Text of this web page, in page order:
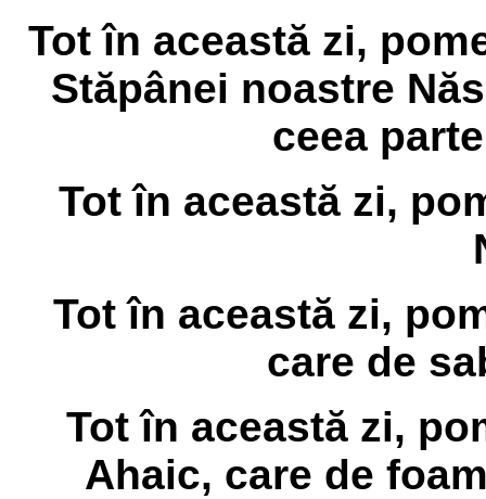
Tot în această zi,
Stăpânei noastre
ceea
Tot în această zi,
Tot în această zi,
care de
Tot în această zi,
Ahaic, care de